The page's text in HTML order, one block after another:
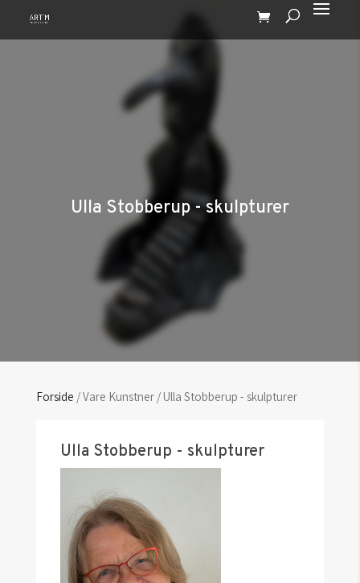
Ulla Stobberup - skulpturer
Forside / Vare Kunstner / Ulla Stobberup - skulpturer
Ulla Stobberup - skulpturer